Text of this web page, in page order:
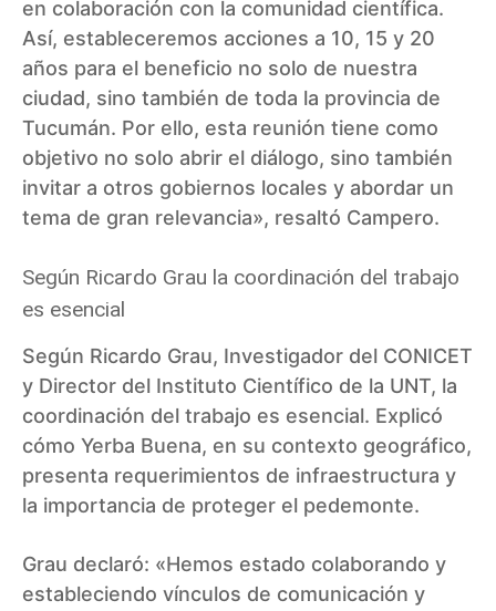
en colaboración con la comunidad científica.
Así, estableceremos acciones a 10, 15 y 20
años para el beneficio no solo de nuestra
ciudad, sino también de toda la provincia de
Tucumán. Por ello, esta reunión tiene como
objetivo no solo abrir el diálogo, sino también
invitar a otros gobiernos locales y abordar un
tema de gran relevancia», resaltó Campero.
Según Ricardo Grau la coordinación del trabajo
es esencial
Según Ricardo Grau, Investigador del CONICET
y Director del Instituto Científico de la UNT, la
coordinación del trabajo es esencial. Explicó
cómo Yerba Buena, en su contexto geográfico,
presenta requerimientos de infraestructura y
la importancia de proteger el pedemonte.
Grau declaró: «Hemos estado colaborando y
estableciendo vínculos de comunicación y